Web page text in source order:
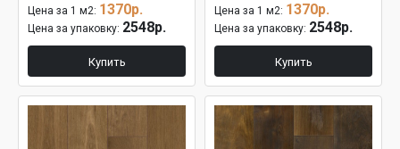
Цена за 1 м2: 1370р.
Цена за упаковку: 2548р.
Купить
Цена за 1 м2: 1370р.
Цена за упаковку: 2548р.
Купить